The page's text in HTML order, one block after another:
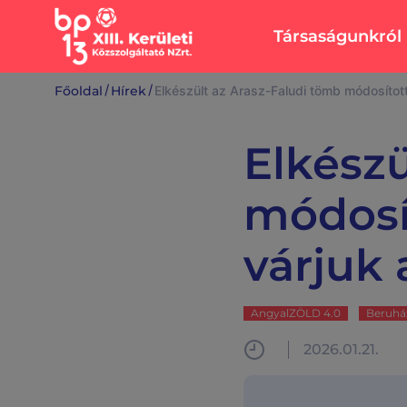
Társaságunkról
Rólunk
Sajtószoba
Közérdekű
Közbeszerzési
Álláslehetőségek
Elérhetőségek
Írjon nekünk
Ingatlanok
felújítása
Lakások,
üzlethelyiségek
Lehel Csarnok
Karbantartás
Közös
Főoldal /Hírek /Elkészült az Arasz-Faludi tömb
várjuk
AngyalZÖLD 4.0
2026.01.21.